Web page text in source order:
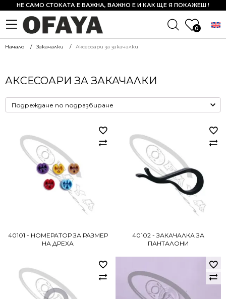
0
НЕ САМО СТОКАТА Е ВАЖНА, ВАЖНО Е И КАК ЩЕ Я ПОКАЖЕШ !
Начало Закачалки Аксесоари за закачалки
АКСЕСОАРИ ЗА ЗАКАЧАЛКИ
40101 - НОМЕРАТОР ЗА РАЗМЕР
НА ДРЕХА
40102 - ЗАКАЧАЛКА ЗА
ПАНТАЛОНИ